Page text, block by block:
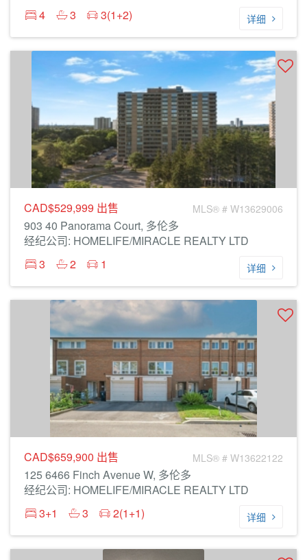
4
3 3(1+2) 详细
CAD$529,999 出售 MLS® # W13629006
903 40 Panorama Court, 多伦多
经纪公司: HOMELIFE/MIRACLE REALTY LTD
3
2 1 详细
CAD$659,900 出售 MLS® # W13622122
125 6466 Finch Avenue W, 多伦多
经纪公司: HOMELIFE/MIRACLE REALTY LTD
3+1
3 2(1+1) 详细